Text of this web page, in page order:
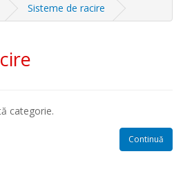
Sisteme de racire
categorie.
Continuă